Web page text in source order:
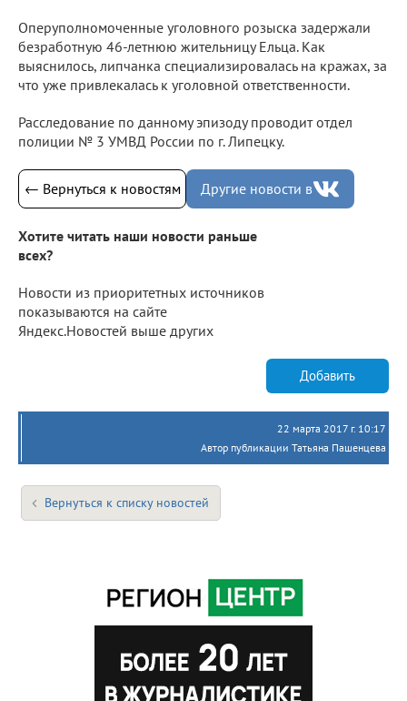
Оперуполномоченные уголовного розыска задержали
безработную 46-летнюю жительницу Ельца. Как
выяснилось, липчанка специализировалась на кражах, за
что уже привлекалась к уголовной ответственности.
Расследование по данному эпизоду проводит отдел
полиции № 3 УМВД России по г. Липецку.
← Вернуться к новостям Другие новости в
Хотите читать наши новости раньше
всех?
Новости из приоритетных источников
показываются на сайте
Яндекс.Новостей выше других
Добавить
22 марта 2017 г. 10:17
Автор публикации Татьяна Пашенцева
Вернуться к списку новостей